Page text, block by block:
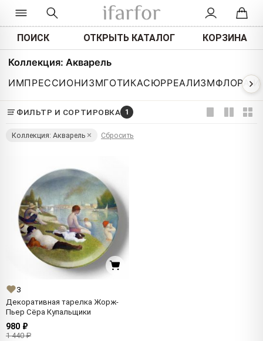
ПОИСК ОТКРЫТЬ КАТАЛОГ КОРЗИНА
Коллекция: Акварель
ИМПРЕССИОНИЗМГОТИКАСЮРРЕАЛИЗМФЛОРА
ФИЛЬТР И СОРТИРОВКА 1
Коллекция: Акварель Сбросить
3
Декоративная тарелка Жорж-
Пьер Сёра Купальщики
980 ₽
1 440 ₽